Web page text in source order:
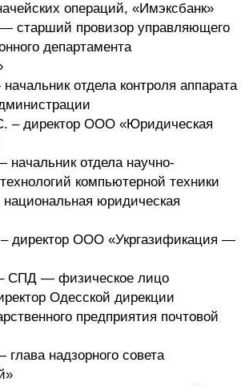
операций, «Имэксбанк»
старший провизор управляющего
департамента
отдела контроля аппарата
– директор ООО «Юридическая
отдела научно-
компьютерной техники
юридическая
директор ООО «Укргазификация —
СПД — физическое лицо
Одесской дирекции
предприятия почтовой
надзорного совета